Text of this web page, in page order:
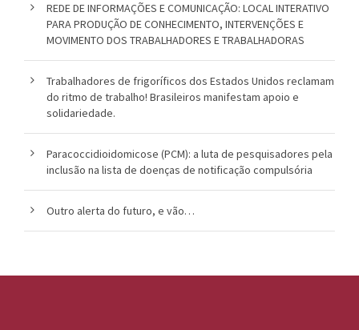
REDE DE INFORMAÇÕES E COMUNICAÇÃO: LOCAL INTERATIVO
PARA PRODUÇÃO DE CONHECIMENTO, INTERVENÇÕES E
MOVIMENTO DOS TRABALHADORES E TRABALHADORAS
Trabalhadores de frigoríficos dos Estados Unidos reclamam
do ritmo de trabalho! Brasileiros manifestam apoio e
solidariedade.
Paracoccidioidomicose (PCM): a luta de pesquisadores pela
inclusão na lista de doenças de notificação compulsória
Outro alerta do futuro, e vão…